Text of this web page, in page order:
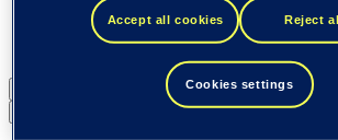
Tieto Caretech
Tieto Indtech
Tieto Tech Consulting
Accept all cookies Reject all
Cookies settings